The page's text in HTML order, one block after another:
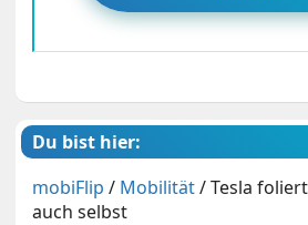
Du bist hier:
mobiFlip / Mobilität/Tesla
auch selbst